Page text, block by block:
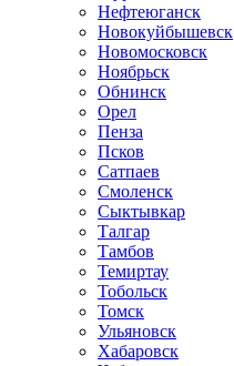
Нефтеюганск
Новокуйбышевск
Новомосковск
Ноябрьск
Обнинск
Орел
Пенза
Псков
Сатпаев
Смоленск
Сыктывкар
Талгар
Тамбов
Темиртау
Тобольск
Томск
Ульяновск
Хабаровск